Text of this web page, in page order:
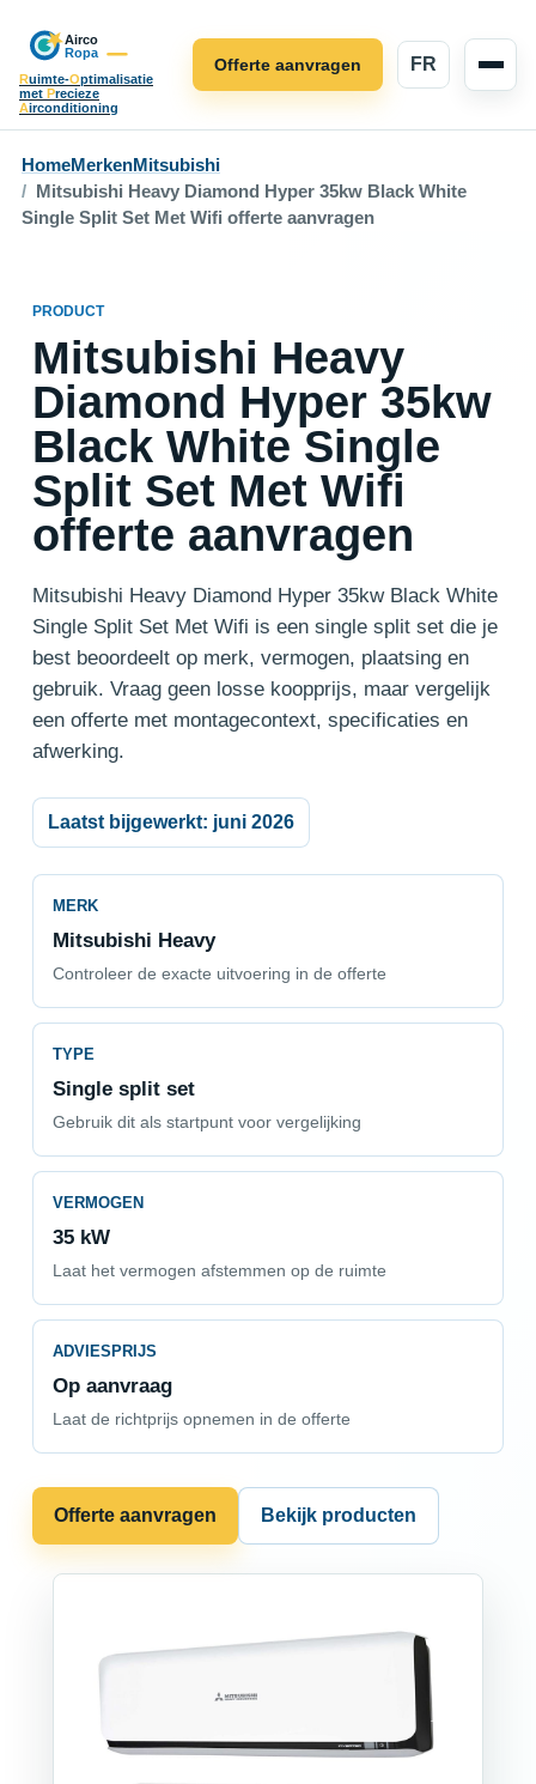
Ruimte-Optimalisatie
met Precieze
Airconditioning
FR
Offerte aanvragen
HomeMerkenMitsubishi
Mitsubishi Heavy Diamond Hyper 35kw Black White
Single Split Set Met Wifi offerte aanvragen
PRODUCT
Mitsubishi Heavy
Diamond Hyper 35kw
Black White Single
Split Set Met Wifi
offerte aanvragen
Mitsubishi Heavy Diamond Hyper 35kw Black White
Single Split Set Met Wifi is een single split set die je
best beoordeelt op merk, vermogen, plaatsing en
gebruik. Vraag geen losse koopprijs, maar vergelijk
een offerte met montagecontext, specificaties en
afwerking.
Laatst bijgewerkt: juni 2026
MERK
Mitsubishi Heavy
Controleer de exacte uitvoering in de offerte
TYPE
Single split set
Gebruik dit als startpunt voor vergelijking
VERMOGEN
35 kW
Laat het vermogen afstemmen op de ruimte
ADVIESPRIJS
Op aanvraag
Laat de richtprijs opnemen in de offerte
Offerte aanvragen Bekijk producten